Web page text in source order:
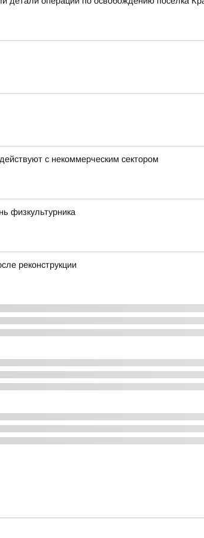
с некоммерческим сектором
физкультурника
реконструкции